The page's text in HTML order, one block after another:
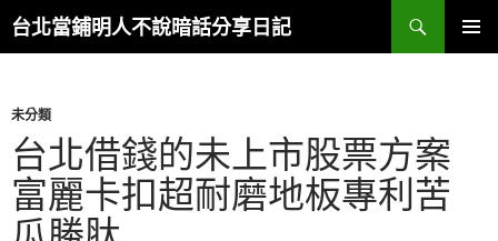
台北當鋪明人不說暗話分享日記
搜
尋
容
未分類
台北借錢的未上市股票方案
富麗卡扣超耐磨地板專利苦